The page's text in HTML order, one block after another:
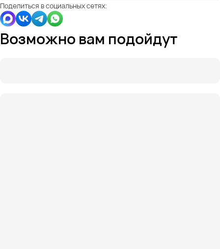
Поделиться в социальных сетях:
Возможно вам подойдут